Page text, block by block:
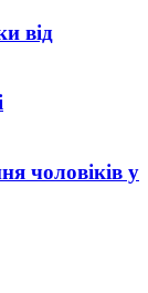
від
чоловіків у